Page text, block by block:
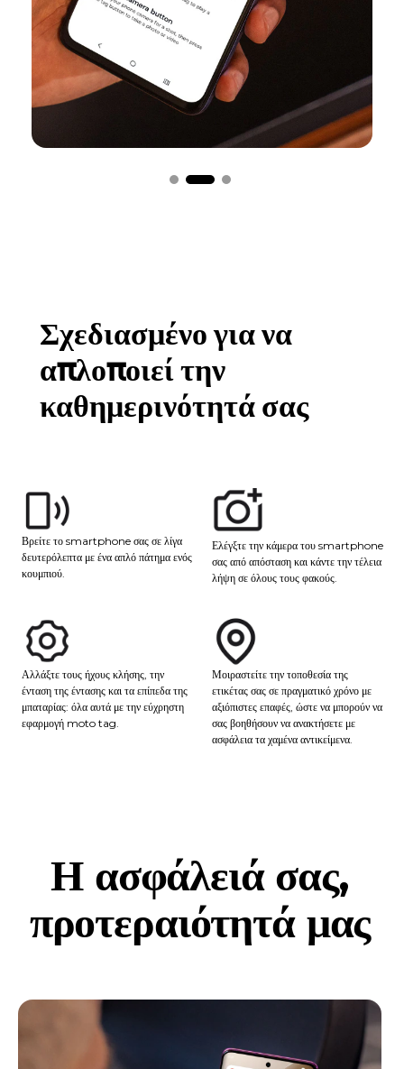
Σχεδιασμένο για να
απλοποιεί την
καθημερινότητά σας
Βρείτε το smartphone σας σε λίγα
δευτερόλεπτα με ένα απλό πάτημα ενός
κουμπιού.
Ελέγξτε την κάμερα του smartphone
σας από απόσταση και κάντε την τέλεια
λήψη σε όλους τους φακούς.
Αλλάξτε τους ήχους κλήσης, την
ένταση της έντασης και τα επίπεδα της
μπαταρίας: όλα αυτά με την εύχρηστη
εφαρμογή moto tag.
Μοιραστείτε την τοποθεσία της
ετικέτας σας σε πραγματικό χρόνο με
αξιόπιστες επαφές, ώστε να μπορούν να
σας βοηθήσουν να ανακτήσετε με
ασφάλεια τα χαμένα αντικείμενα.
Η ασφάλειά σας,
προτεραιότητά μας